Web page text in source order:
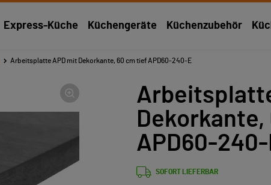
Express-Küche Küchengeräte Küchenzubehör
Arbeitsplatte APD mit Dekorkante, 60 cm tief APD60-240-E
APD60-240-
SOFORT LIEFERBAR